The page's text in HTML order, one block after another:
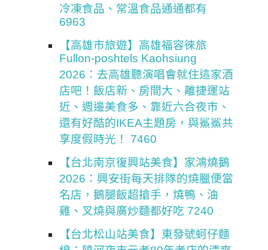
冷凍食品、常溫食品通通都有
6963
【高雄市旅遊】高雄福容徠旅
Fullon-poshtels Kaohsiung
2026：去高雄聽演唱會就住這家酒
店吧！飯店新、房間大、離捷運站
近、週邊美食多、靠近六合夜市、
還有好酷的IKEA主題房，與鯊鯊共
享度假時光！ 7460
【台北南京復興站美食】家鴻燒鵝
2026：興安街每天排隊的燒臘便當
名店，鵝腿飯超搶手，燒鴨、油
雞、叉燒與廣炒麵都好吃 7240
【台北松山站美食】東發號蚵仔麵